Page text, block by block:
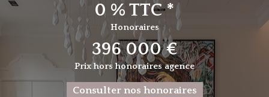
0 % TTC *
Honoraires
396 000 €
Prix hors honoraires agence
Consulter nos honoraires